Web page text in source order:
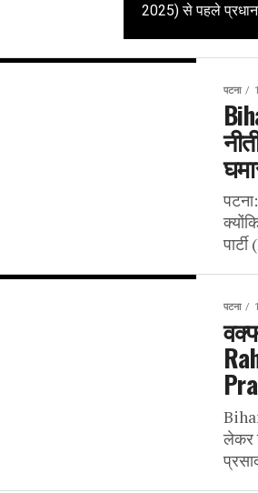
2025) से पहले
पटना
पटना
लेकर